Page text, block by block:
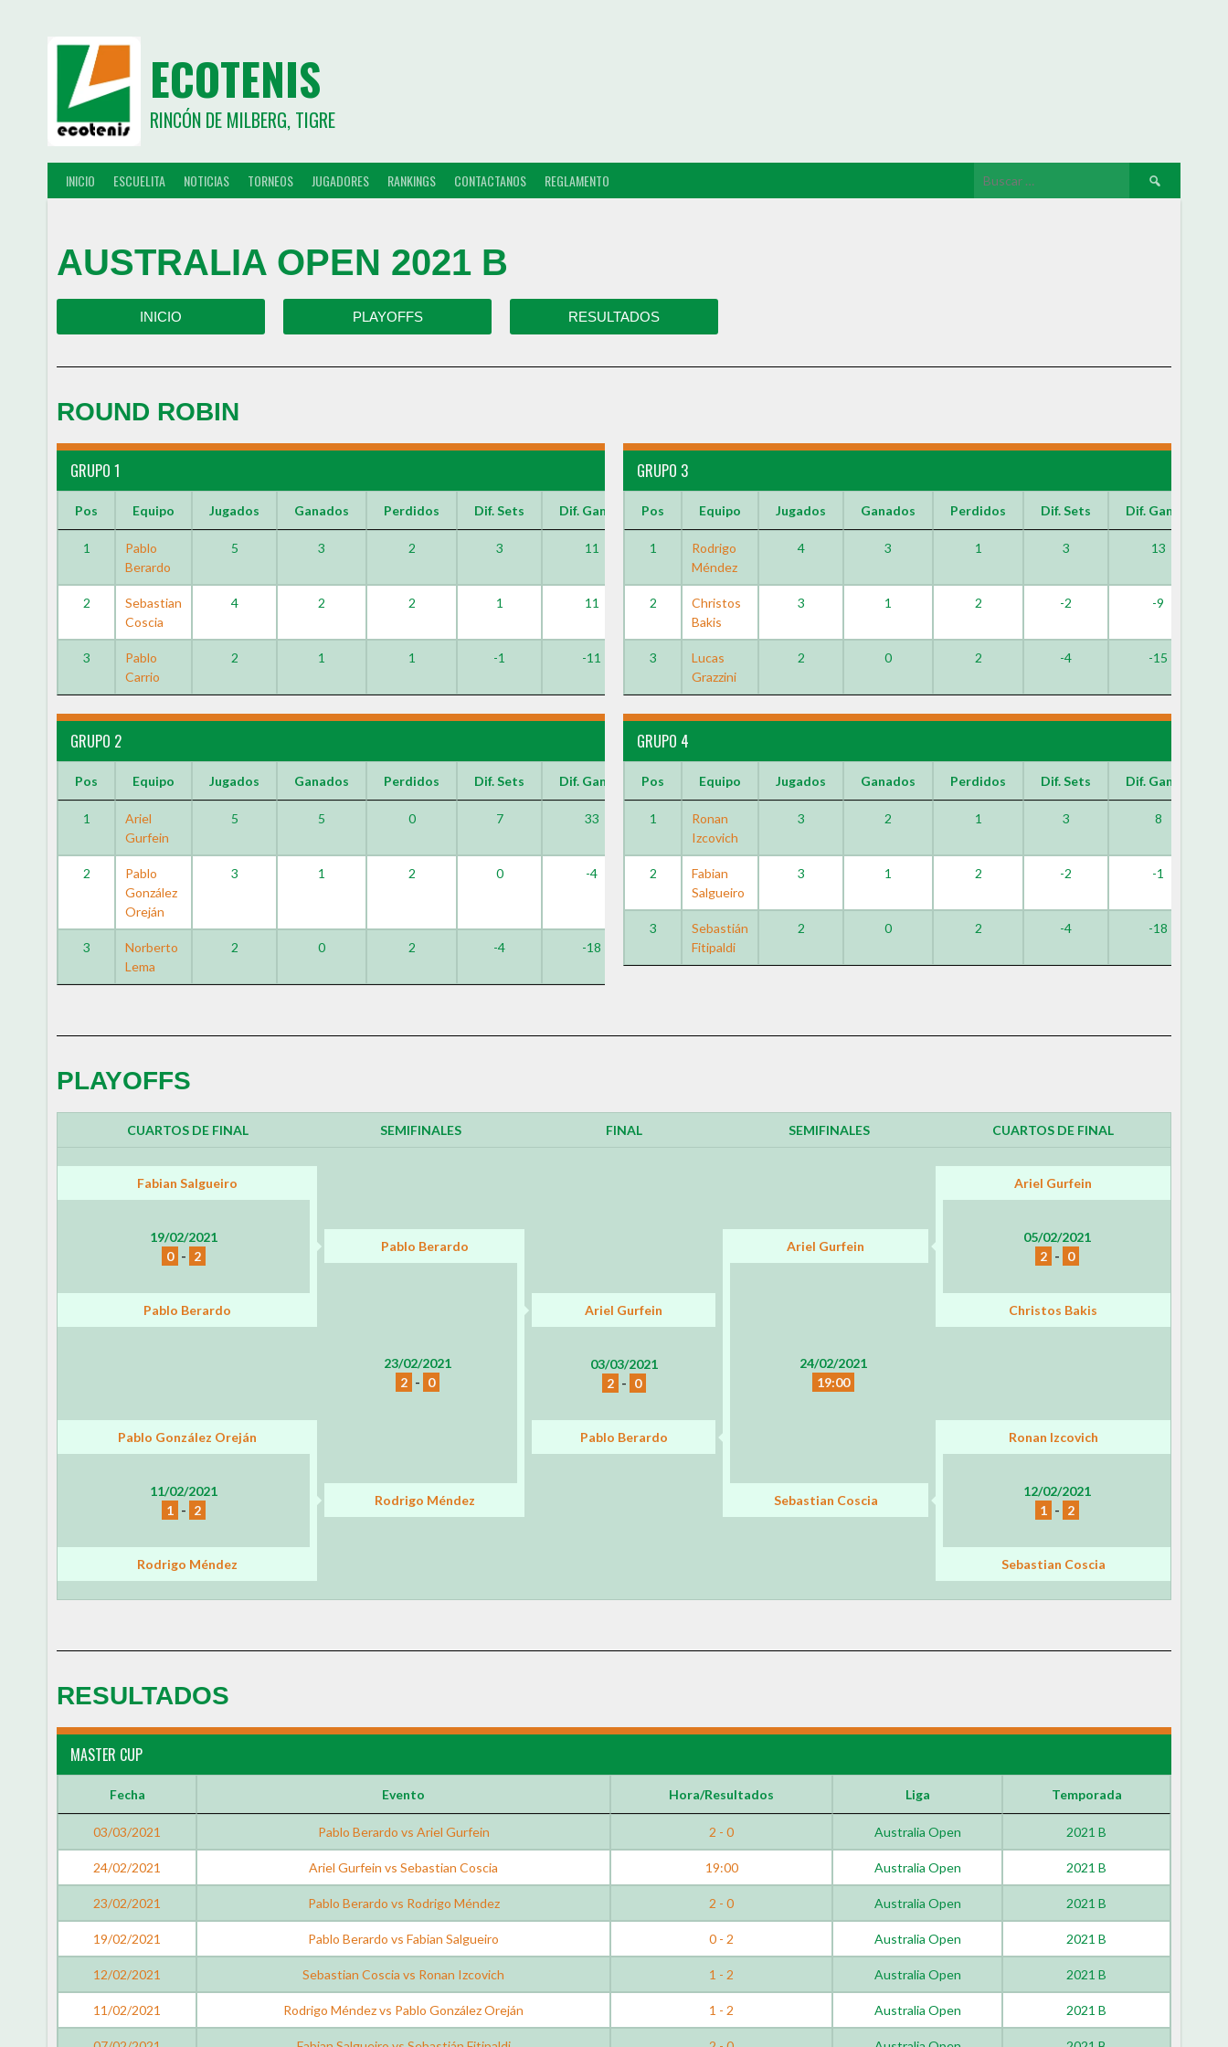
ECOTENIS
RINCÓN DE MILBERG, TIGRE
INICIO ESCUELITA NOTICIAS TORNEOS JUGADORES RANKINGS CONTACTANOS REGLAMENTO
AUSTRALIA OPEN 2021 B
INICIO PLAYOFFS RESULTADOS
ROUND ROBIN
GRUPO 1
Pos Equipo Jugados Ganados Perdidos Dif. Sets Dif. Games
1
Pablo
Berardo
5 3 2 3 11
2
Sebastian
Coscia
4 2 2 1 11
3
Pablo
Carrio
2 1 1 -1 -11
GRUPO 2
Pos Equipo Jugados Ganados Perdidos Dif. Sets Dif. Games
1
Ariel
Gurfein
5 5 0 7 33
2
Pablo
González
Oreján
3 1 2 0 -4
3
Norberto
Lema
2 0 2 -4 -18
GRUPO 3
Pos Equipo Jugados Ganados Perdidos Dif. Sets Dif. Games
1
Rodrigo
Méndez
4 3 1 3 13
2
Christos
Bakis
3 1 2 -2 -9
3
Lucas
Grazzini
2 0 2 -4 -15
GRUPO 4
Pos Equipo Jugados Ganados Perdidos Dif. Sets Dif. Games
1
Ronan
Izcovich
3 2 1 3 8
2
Fabian
Salgueiro
3 1 2 -2 -1
3
Sebastián
Fitipaldi
2 0 2 -4 -18
PLAYOFFS
CUARTOS DE FINAL SEMIFINALES FINAL SEMIFINALES CUARTOS DE FINAL
Fabian Salgueiro Ariel Gurfein
19/02/2021
0 - 2
05/02/2021
2 - 0
Pablo Berardo Ariel Gurfein
23/02/2021
2 - 0
24/02/2021
19:00
Pablo Berardo Ariel Gurfein Christos Bakis
03/03/2021
2 - 0
Pablo González Oreján Pablo Berardo Ronan Izcovich
11/02/2021
1 - 2
12/02/2021
1 - 2
Rodrigo Méndez Sebastian Coscia
Rodrigo Méndez Sebastian Coscia
RESULTADOS
MASTER CUP
Fecha Evento Hora/Resultados Liga Temporada
03/03/2021 Pablo Berardo vs Ariel Gurfein 2 - 0 Australia Open 2021 B
24/02/2021 Ariel Gurfein vs Sebastian Coscia 19:00 Australia Open 2021 B
23/02/2021 Pablo Berardo vs Rodrigo Méndez 2 - 0 Australia Open 2021 B
19/02/2021 Pablo Berardo vs Fabian Salgueiro 0 - 2 Australia Open 2021 B
12/02/2021 Sebastian Coscia vs Ronan Izcovich 1 - 2 Australia Open 2021 B
11/02/2021 Rodrigo Méndez vs Pablo González Oreján 1 - 2 Australia Open 2021 B